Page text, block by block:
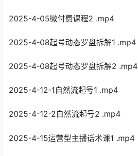
2025-4-05微付费课程2 .mp4
2025-4-08起号动态罗盘拆解1 .mp4
2025-4-08起号动态罗盘拆解2 .mp4
2025-4-12-1自然流起号1 .mp4
2025-4-12-2自然流起号2 .mp4
2025-4-15运营型主播话术课1 .mp4